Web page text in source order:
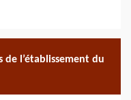
l’établissement du